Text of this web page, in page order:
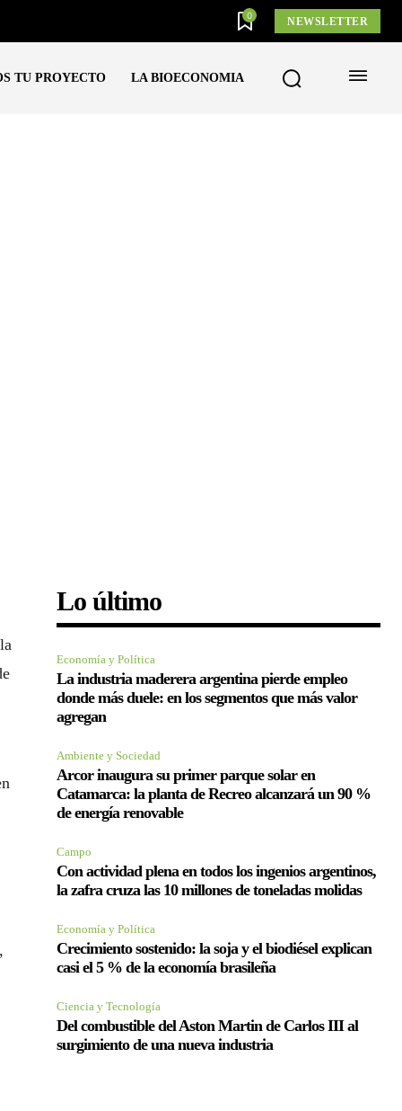
0
NEWSLETTER
TU PROYECTO LA BIOECONOMIA
Lo último
Economía y Política
La industria maderera argentina pierde empleo
donde más duele: en los segmentos que más valor
agregan
Ambiente y Sociedad
Arcor inaugura su primer parque solar en
Catamarca: la planta de Recreo alcanzará un 90 %
de energía renovable
Campo
Con actividad plena en todos los ingenios argentinos,
la zafra cruza las 10 millones de toneladas molidas
Economía y Política
Crecimiento sostenido: la soja y el biodiésel explican
casi el 5 % de la economía brasileña
Ciencia y Tecnología
Del combustible del Aston Martin de Carlos III al
surgimiento de una nueva industria